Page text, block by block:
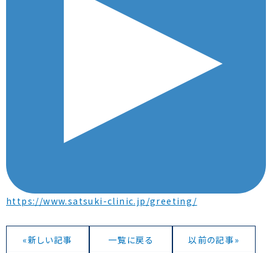
https://www.satsuki-clinic.jp/greeting/
«新しい記事 一覧に戻る 以前の記事»